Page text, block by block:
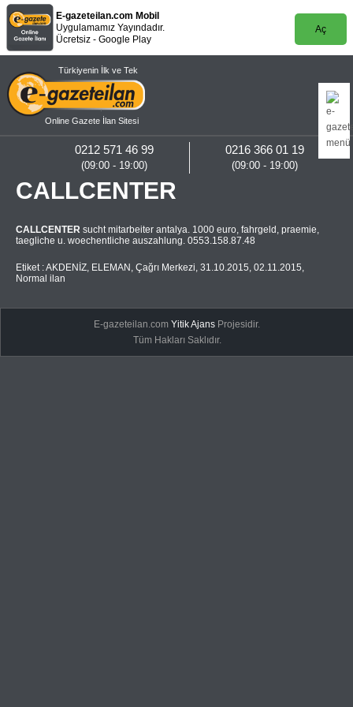
E-gazeteilan.com Mobil
Uygulamamız Yayındadır.
Ücretsiz - Google Play
Aç
Türkiyenin İlk ve Tek
Online Gazete İlan Sitesi
0216 366 01 19
(09:00 - 19:00)
0212 571 46 99
(09:00 - 19:00)
CALLCENTER
CALLCENTER sucht mitarbeiter antalya. 1000 euro, fahrgeld, praemie,
taegliche u. woechentliche auszahlung. 0553.158.87.48
Etiket :AKDENİZ, ELEMAN , Çağrı Merkezi, 31.10.2015, 02.11.2015,
Normal ilan
E-gazeteilan.comYitik Ajans Projesidir.
Tüm Hakları Saklıdır.